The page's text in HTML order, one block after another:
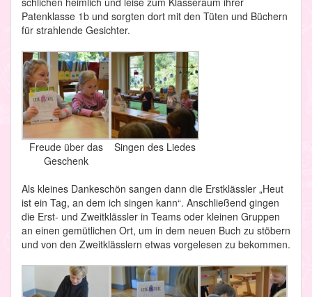
Patenklasse 1b und sorgten dort mit den Tüten und Büchern
für strahlende Gesichter.
Freude über das
Geschenk
Singen des Liedes
Als kleines Dankeschön sangen dann die Erstklässler „Heut
ist ein Tag, an dem ich singen kann“. Anschließend gingen
die Erst- und Zweitklässler in Teams oder kleinen Gruppen
an einen gemütlichen Ort, um in dem neuen Buch zu stöbern
und von den Zweitklässlern etwas vorgelesen zu bekommen.